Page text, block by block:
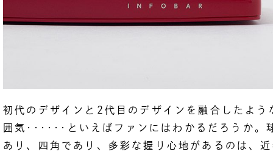
初代のデザインと2代目のデザインを融合したよう
囲気･･････といえばファンにはわかるだろうか。
あり、四角であり、多彩な握り心地があるのは、